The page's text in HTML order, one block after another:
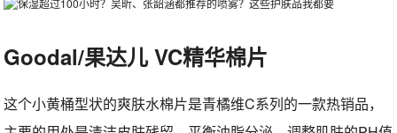
Goodal/果达儿 VC精华棉片
这个小黄桶型状的爽肤水棉片是青橘维C系列的一款热销品，